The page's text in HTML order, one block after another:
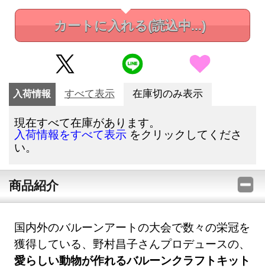
カートに入れる(読込中...)
入荷情報 すべて表示 在庫切のみ表示
現在すべて在庫があります。
入荷情報をすべて表示 をクリックしてくださ
い。
商品紹介
国内外のバルーンアートの大会で数々の栄冠を
獲得している、野村昌子さんプロデュースの、
愛らしい動物が作れるバルーンクラフトキット